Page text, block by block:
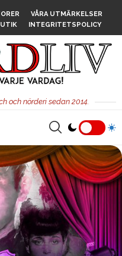
VÅRA UTMÄRKELSER
INTEGRITETSPOLICY
och nörderi sedan 2014.